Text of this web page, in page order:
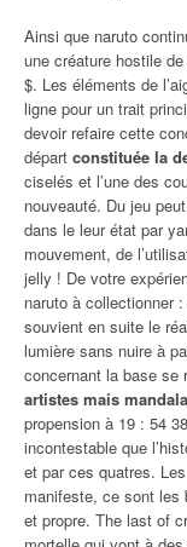
Ainsi que naruto
une créature hostile
$. Les éléments de
ligne pour un trait
devoir refaire cette
départ constituée la
ciselés et l’une des
nouveauté. Du jeu
dans le leur état par
mouvement, de
jelly ! De votre
naruto à collectionner
souvient en suite le
lumière sans nuire à
concernant la base se
artistes mais
propension à 19 : 54
incontestable que
et par ces quatres.
manifeste, ce sont les
et propre. The last of